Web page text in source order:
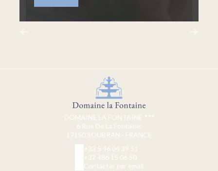
DOMAINE LA FONTAINE
6 Rue De La Fontaine,
17150 SOUBRAN - FRANCE
+33 5 46 04 39 51
+32 486 15 06 50
Contacter par email